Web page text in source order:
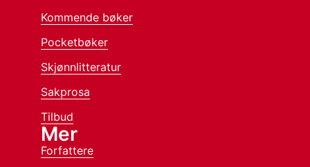
Kommende bøker
Pocketbøker
Skjønnlitteratur
Sakprosa
Tilbud
Mer
Forfattere